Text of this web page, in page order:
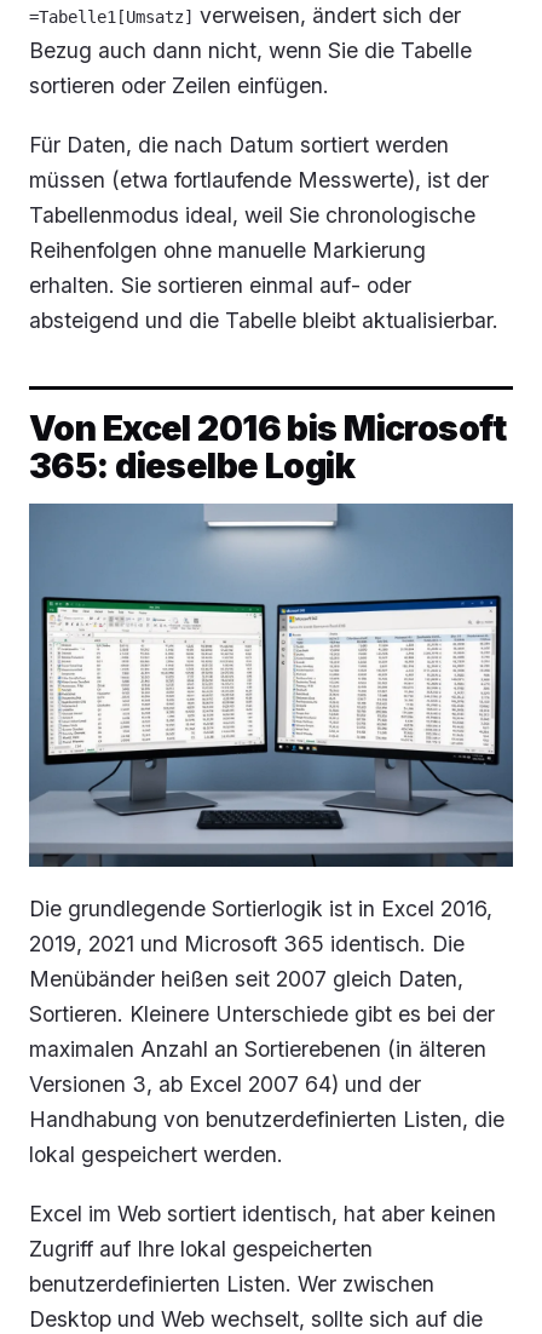
=Tabelle1[Umsatz] verweisen, ändert sich der
Bezug auch dann nicht, wenn Sie die Tabelle
sortieren oder Zeilen einfügen.
Für Daten, die nach Datum sortiert werden
müssen (etwa fortlaufende Messwerte), ist der
Tabellenmodus ideal, weil Sie chronologische
Reihenfolgen ohne manuelle Markierung
erhalten. Sie sortieren einmal auf- oder
absteigend und die Tabelle bleibt aktualisierbar.
Von Excel 2016 bis Microsoft
365: dieselbe Logik
Die grundlegende Sortierlogik ist in Excel 2016,
2019, 2021 und Microsoft 365 identisch. Die
Menübänder heißen seit 2007 gleich Daten,
Sortieren. Kleinere Unterschiede gibt es bei der
maximalen Anzahl an Sortierebenen (in älteren
Versionen 3, ab Excel 2007 64) und der
Handhabung von benutzerdefinierten Listen, die
lokal gespeichert werden.
Excel im Web sortiert identisch, hat aber keinen
Zugriff auf Ihre lokal gespeicherten
benutzerdefinierten Listen. Wer zwischen
Desktop und Web wechselt, sollte sich auf die